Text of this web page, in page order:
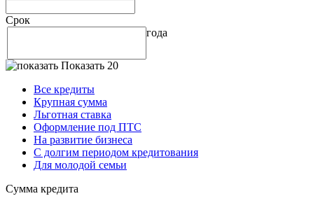
Срок
года
Показать 20
Все кредиты
Крупная сумма
Льготная ставка
Оформление под ПТС
На развитие бизнеса
С долгим периодом кредитования
Для молодой семьи
Сумма кредита